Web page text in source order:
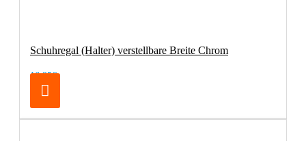
Schuhregal (Halter) verstellbare Breite Chrom
16,95€